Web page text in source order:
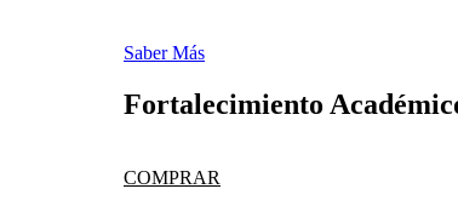
Saber Más
Fortalecimiento
COMPRAR